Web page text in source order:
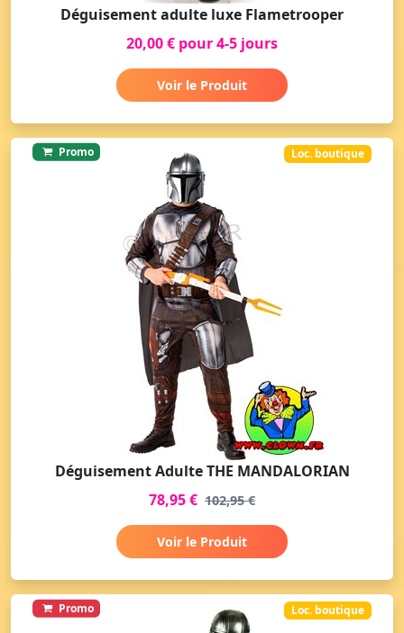
Déguisement adulte luxe Flametrooper
20,00 € pour 4-5 jours
Voir le Produit
Promo Loc. boutique
Déguisement Adulte THE MANDALORIAN
78,95 € 102,95 €
Voir le Produit
Promo Loc. boutique